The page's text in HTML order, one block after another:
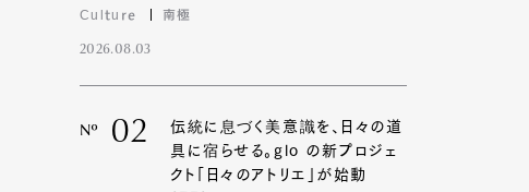
Culture 南極
2026.08.03
Nº 02
伝統に息づく美意識を、日々の道
具に宿らせる。glo の新プロジェ
クト「日々のアトリエ」が始動